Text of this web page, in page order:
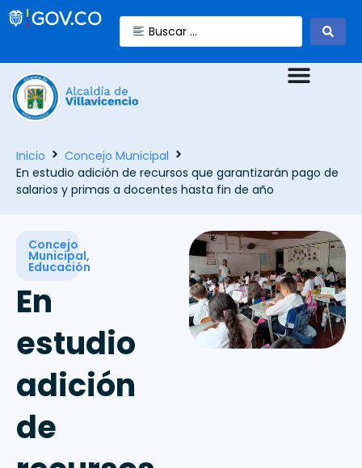
Inicio
Concejo Municipal
En estudio adición de recursos que garantizarán pago de
salarios y primas a docentes hasta fin de año
Concejo
Municipal,
Educación
En
estudio
adición
de